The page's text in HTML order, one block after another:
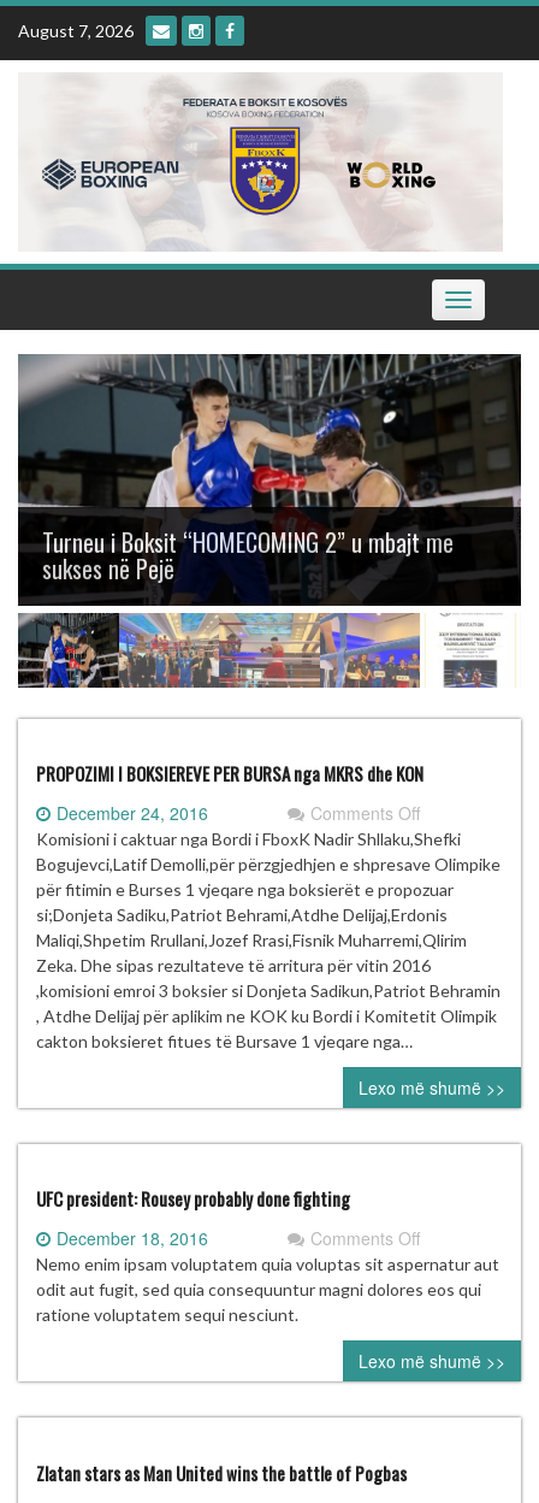
Skip
content
August 7, 2026
Toggle
navigation
Turneu i Boksit “HOMECOMING 2” u mbajt me
sukses në Pejë
PROPOZIMI I BOKSIEREVE PER BURSA nga MKRS dhe KON
December 24, 2016 Comments Offon
PROPOZIMI
I
BOKSIEREVE
PER
BURSA
nga
MKRS
dhe
Komisioni i caktuar nga Bordi i FboxK Nadir Shllaku,Shefki
Bogujevci,Latif Demolli,për përzgjedhjen e shpresave Olimpike
për fitimin e Burses 1 vjeqare nga boksierët e propozuar
si;Donjeta Sadiku,Patriot Behrami,Atdhe Delijaj,Erdonis
Maliqi,Shpetim Rrullani,Jozef Rrasi,Fisnik Muharremi,Qlirim
Zeka. Dhe sipas rezultateve të arritura për vitin 2016
,komisioni emroi 3 boksier si Donjeta Sadikun,Patriot Behramin
, Atdhe Delijaj për aplikim ne KOK ku Bordi i Komitetit Olimpik
cakton boksieret fitues të Bursave 1 vjeqare nga…
Lexo më shumë >>
UFC president: Rousey probably done fighting
December 18, 2016 Comments Offon
UFC
president:
probably
done
fighting
Nemo enim ipsam voluptatem quia voluptas sit aspernatur aut
odit aut fugit, sed quia consequuntur magni dolores eos qui
ratione voluptatem sequi nesciunt.
Lexo më shumë >>
Zlatan stars as Man United wins the battle of Pogbas